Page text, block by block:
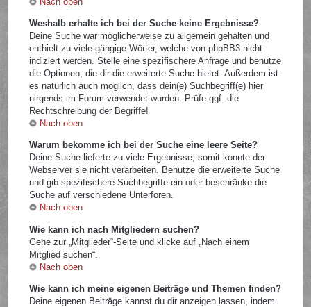
Weshalb erhalte ich bei der Suche keine Ergebnisse?
Deine Suche war möglicherweise zu allgemein gehalten und
enthielt zu viele gängige Wörter, welche von phpBB3 nicht
indiziert werden. Stelle eine spezifischere Anfrage und benutze
die Optionen, die dir die erweiterte Suche bietet. Außerdem ist
es natürlich auch möglich, dass dein(e) Suchbegriff(e) hier
nirgends im Forum verwendet wurden. Prüfe ggf. die
Rechtschreibung der Begriffe!
Nach oben
Warum bekomme ich bei der Suche eine leere Seite?
Deine Suche lieferte zu viele Ergebnisse, somit konnte der
Webserver sie nicht verarbeiten. Benutze die erweiterte Suche
und gib spezifischere Suchbegriffe ein oder beschränke die
Suche auf verschiedene Unterforen.
Nach oben
Wie kann ich nach Mitgliedern suchen?
Gehe zur „Mitglieder“-Seite und klicke auf „Nach einem
Mitglied suchen“.
Nach oben
Wie kann ich meine eigenen Beiträge und Themen finden?
Deine eigenen Beiträge kannst du dir anzeigen lassen, indem